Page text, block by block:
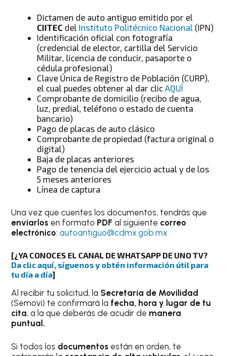
Dictamen de auto antiguo emitido por el
CIITEC del Instituto Politécnico Nacional (IPN)
Identificación oficial con fotografía
(credencial de elector, cartilla del Servicio
Militar, licencia de conducir, pasaporte o
cédula profesional)
Clave Única de Registro de Población (CURP),
el cual puedes obtener al dar clicAQUÍ
Comprobante de domicilio (recibo de agua,
luz, predial, teléfono o estado de cuenta
bancario)
Pago de placas de auto clásico
Comprobante de propiedad (factura original o
digital)
Baja de placas anteriores
Pago de tenencia del ejercicio actual y de los
5 meses anteriores
Línea de captura
Una vez que cuentes los documentos, tendrás que
enviarlos en formato PDFal siguiente correo
electrónico:autoantiguo@cdmx.gob.mx
[¿YA CONOCES EL CANAL DE WHATSAPP DE UNO TV?
Da clic aquí, síguenos y obtén información útil para
tu día a día]
Al recibir tu solicitud, la Secretaría de Movilidad
(Semovi) te confirmará la fecha, hora y lugar de tu
cita, a la que deberás de acudir de manera
puntual.
Si todos los documentos están en orden, te